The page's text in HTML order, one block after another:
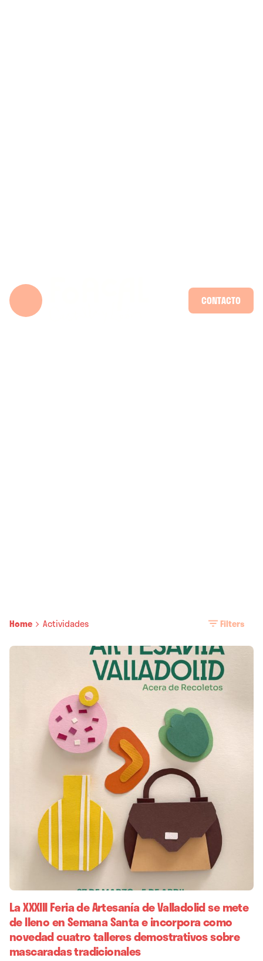
CONTACTO
Home Actividades Filters
La XXXIII Feria de Artesanía de Valladolid se mete
de lleno en Semana Santa e incorpora como
novedad cuatro talleres demostrativos sobre
mascaradas tradicionales